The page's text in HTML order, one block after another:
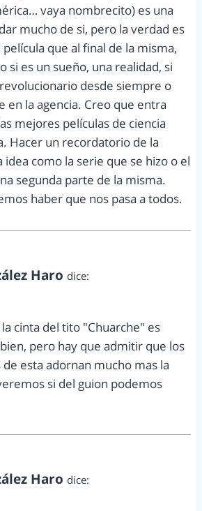
vaya nombrecito) es una
mucho de si, pero la verdad es
que al final de la misma,
si es un sueño, una realidad, si
desde siempre o
en la agencia. Creo que entra
mejores películas de ciencia
Hacer un recordatorio de la
idea como la serie que se hizo o el
segunda parte de la misma.
haber que nos pasa a todos.
Haro dice:
cinta del tito "Chuarche" es
pero hay que admitir que los
esta adornan mucho mas la
si del guion podemos
Haro dice: